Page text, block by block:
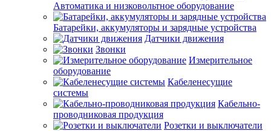
Автоматика и низковольтное оборудование
Батарейки, аккумуляторы и зарядные устройства
Датчики движения
Звонки
Измерительное
оборудование
Кабеленесущие
системы
Кабельно-
проводниковая продукция
Розетки и выключатели